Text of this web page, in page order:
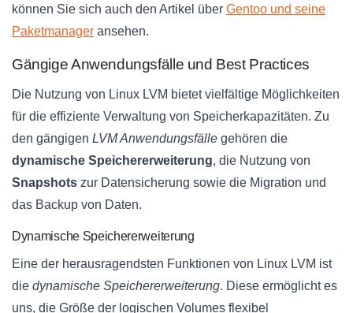
können Sie sich auch den Artikel über Gentoo und seine
Paketmanager ansehen.
Gängige Anwendungsfälle und Best Practices
Die Nutzung von Linux LVM bietet vielfältige Möglichkeiten
für die effiziente Verwaltung von Speicherkapazitäten. Zu
den gängigen LVM Anwendungsfälle gehören die
dynamische Speichererweiterung, die Nutzung von
Snapshots zur Datensicherung sowie die Migration und
das Backup von Daten.
Dynamische Speichererweiterung
Eine der herausragendsten Funktionen von Linux LVM ist
die dynamische Speichererweiterung. Diese ermöglicht es
uns, die Größe der logischen Volumes flexibel